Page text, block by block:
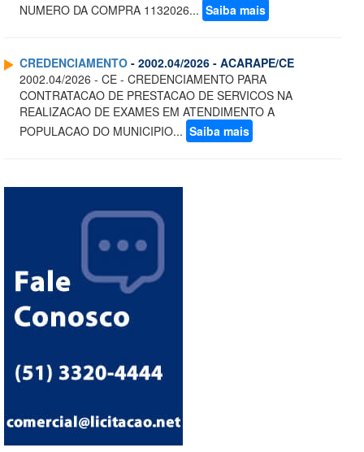
NUMERO DA COMPRA 1132026... Saiba mais
CREDENCIAMENTO - 2002.04/2026 - ACARAPE/CE
2002.04/2026 - CE - CREDENCIAMENTO PARA
CONTRATACAO DE PRESTACAO DE SERVICOS NA
REALIZACAO DE EXAMES EM ATENDIMENTO A
POPULACAO DO MUNICIPIO... Saiba mais